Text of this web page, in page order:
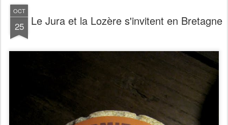
OCT
25 Le Jura et la Lozère s'invitent en Bretagne